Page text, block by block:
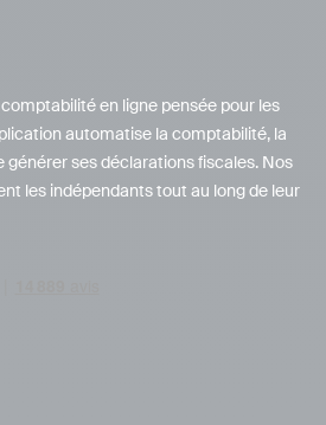
en ligne pensée pour les
automatise la comptabilité, la
ses déclarations fiscales. Nos
les indépendants tout au long de leur